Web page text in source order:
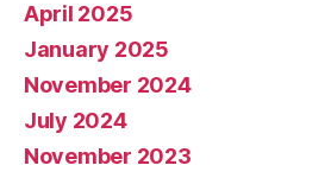
April 2025
January 2025
November 2024
July 2024
November 2023